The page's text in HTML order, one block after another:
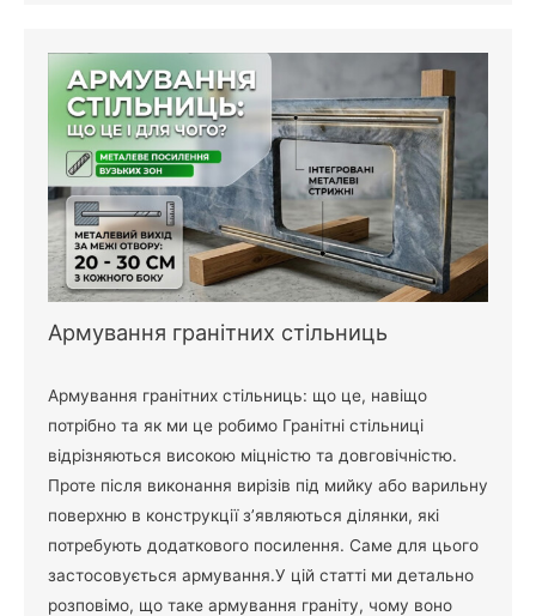
Армування гранітних стільниць
Армування гранітних стільниць: що це, навіщо
потрібно та як ми це робимо Гранітні стільниці
відрізняються високою міцністю та довговічністю.
Проте після виконання вирізів під мийку або варильну
поверхню в конструкції з’являються ділянки, які
потребують додаткового посилення. Саме для цього
застосовується армування.У цій статті ми детально
розповімо, що таке армування граніту, чому воно